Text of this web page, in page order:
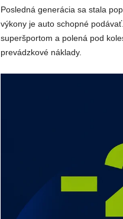
Posledná generácia sa stala
výkony je auto schopné
superšportom a polená pod
prevádzkové náklady.